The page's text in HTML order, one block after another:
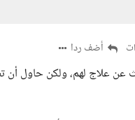
أضف ردا
عن علاج لهم، ولكن حاول